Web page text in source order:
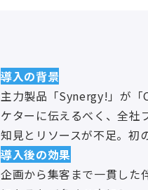
導入の背景
主力製品「Synergy!」が「
ケターに伝えるべく、全社
知見とリソースが不足。初
導入後の効果
企画から集客まで一貫した